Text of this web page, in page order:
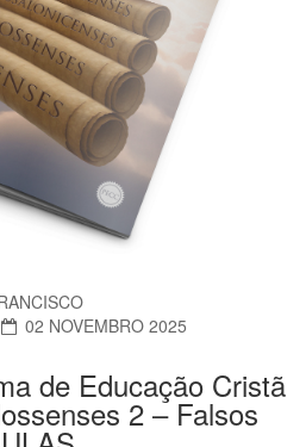
02 NOVEMBRO 2025
de Educação Cristã
2 – Falsos